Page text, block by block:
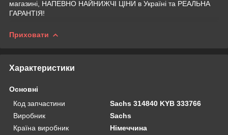
магазині, НАПЕВНО НАЙНИЖЧІ ЦІНИ в Україні та РЕАЛЬНА
ГАРАНТІЯ!
Приховати
Характеристики
Основні
Код запчастини
Sachs 314840 KYB 333766
Виробник
Sachs
Країна виробник
Німеччина